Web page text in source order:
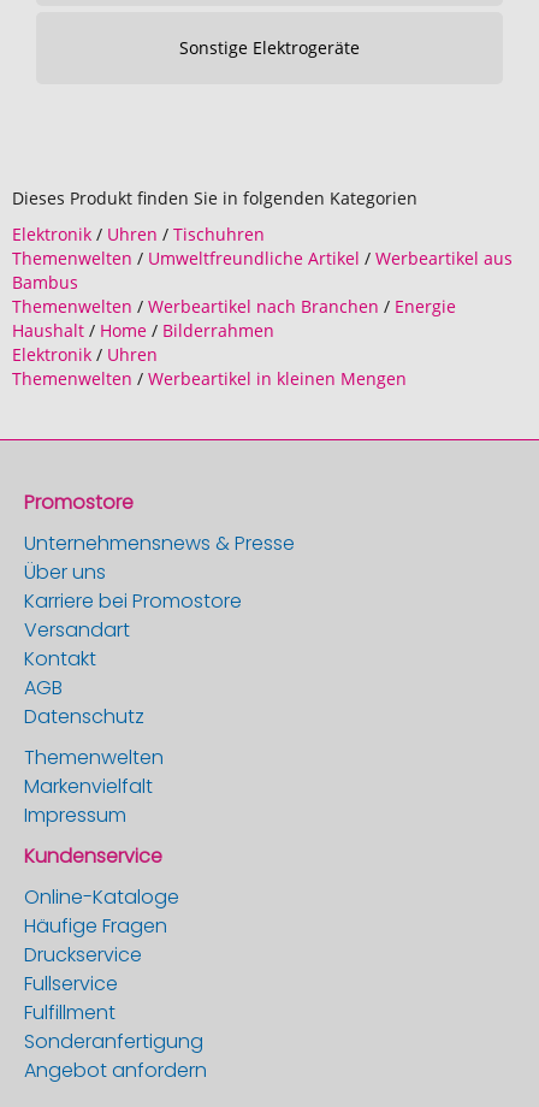
Sonstige Elektrogeräte
Dieses Produkt finden Sie in folgenden Kategorien
Elektronik / Uhren / Tischuhren
Themenwelten / Umweltfreundliche Artikel / Werbeartikel aus
Bambus
Themenwelten / Werbeartikel nach Branchen / Energie
Haushalt / Home / Bilderrahmen
Elektronik / Uhren
Themenwelten / Werbeartikel in kleinen Mengen
Promostore
Unternehmensnews & Presse
Über uns
Karriere bei Promostore
Versandart
Kontakt
AGB
Datenschutz
Themenwelten
Markenvielfalt
Impressum
Kundenservice
Online-Kataloge
Häufige Fragen
Druckservice
Fullservice
Fulfillment
Sonderanfertigung
Angebot anfordern